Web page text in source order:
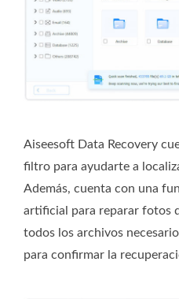
Aiseesoft Data Recovery
filtro para ayudarte a
Además, cuenta con una
artificial para reparar fotos
todos los archivos
para confirmar la